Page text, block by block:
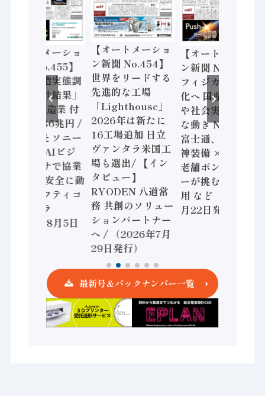
【オートメーショ
ン新聞 No.455】
「経済構造実態調
査二次集計結果」
2024年製造業 付
加価値額86兆円 /
三菱電機とソニー
セミコン AIビジ
ョンセンサで協業
/ IDEC、安全に動
かすセーフティコ
ントローラ
（2026年8月5日
【オートメーショ
ン新聞 No.454】
世界をリードする
先進的な工場
「Lighthouse」
2026年は新たに
16工場追加 日立
ヴァンタラ米国工
場も選出/ 【イン
タビュー】
RYODEN 八道常
務 共創のソリュー
ションパートナー
へ / （2026年7月
29日発行）
【オートメーショ
ン新聞 No.453】
フィジカルAI本格
化へ 国産AI開発
や社会実装に活発
な動き Noetra、
富士通、日立 / 兵
神装備 × HMS、
老舗ポンプメーカ
ーが挑むデータ活
用 など（2026年7
月22日発行）
最新号＆バックナンバー一覧